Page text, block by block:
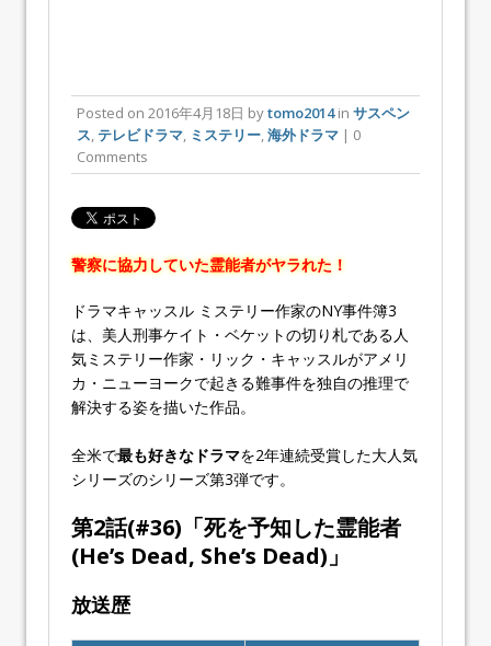
Posted on 2016年4月18日 bytomo2014in サスペン
ス, テレビドラマ, ミステリー,海外ドラマ | 0
Comments
警察に協力していた霊能者がヤラれた！
ドラマキャッスル ミステリー作家のNY事件簿3
は、美人刑事ケイト・ベケットの切り札である人
気ミステリー作家・リック・キャッスルがアメリ
カ・ニューヨークで起きる難事件を独自の推理で
解決する姿を描いた作品。
全米で最も好きなドラマを2年連続受賞した大人気
シリーズのシリーズ第3弾です。
第2話(#36)「死を予知した霊能者
(He’s Dead, She’s Dead)」
放送歴